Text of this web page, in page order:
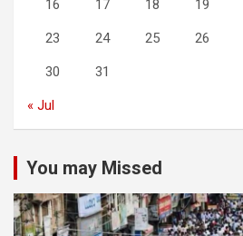
16 17 18 19
23 24 25 26
30 31
« Jul
You may Missed